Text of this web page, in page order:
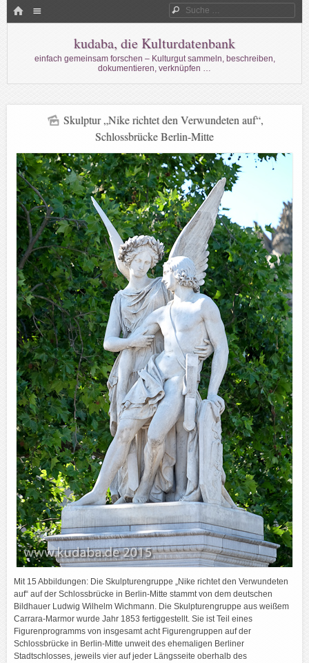
HOME Suche
kudaba, die Kulturdatenbank
einfach gemeinsam forschen – Kulturgut sammeln, beschreiben,
dokumentieren, verknüpfen …
Skulptur „Nike richtet den Verwundeten auf“,
Schlossbrücke Berlin-Mitte
Mit 15 Abbildungen: Die Skulpturengruppe „Nike richtet den Verwundeten
auf“ auf der Schlossbrücke in Berlin-Mitte stammt von dem deutschen
Bildhauer Ludwig Wilhelm Wichmann. Die Skulpturengruppe aus weißem
Carrara-Marmor wurde Jahr 1853 fertiggestellt. Sie ist Teil eines
Figurenprogramms von insgesamt acht Figurengruppen auf der
Schlossbrücke in Berlin-Mitte unweit des ehemaligen Berliner
Stadtschlosses, jeweils vier auf jeder Längsseite oberhalb des